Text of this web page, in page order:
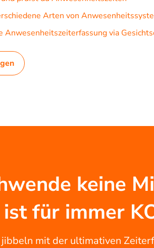
Arten von
Anwesenheitszeiterfassung via
keine
für immer
jibbeln mit der ultimativen